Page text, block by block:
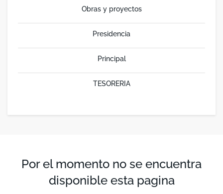
Obras y proyectos
Presidencia
Principal
TESORERIA
Por el momento no se encuentra
disponible esta pagina